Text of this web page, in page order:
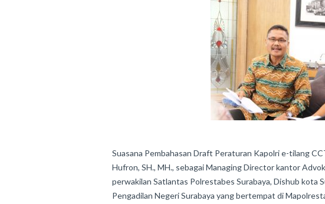
Suasana Pembahasan Draft Peraturan Kapolri e-tilang
Hufron, SH., MH., sebagai Managing Director kantor
perwakilan Satlantas Polrestabes Surabaya, Dishub kota
Pengadilan Negeri Surabaya yang bertempat di